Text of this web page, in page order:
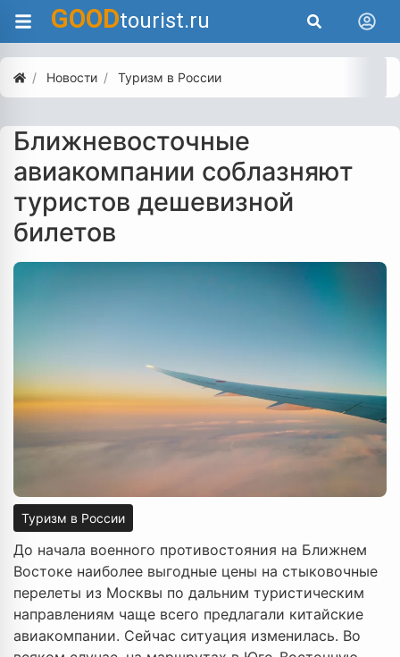
GOODtourist.ru
Новости Туризм в России
Ближневосточные
авиакомпании соблазняют
туристов дешевизной
билетов
Туризм в России
До начала военного противостояния на Ближнем
Востоке наиболее выгодные цены на стыковочные
перелеты из Москвы по дальним туристическим
направлениям чаще всего предлагали китайские
авиакомпании. Сейчас ситуация изменилась. Во